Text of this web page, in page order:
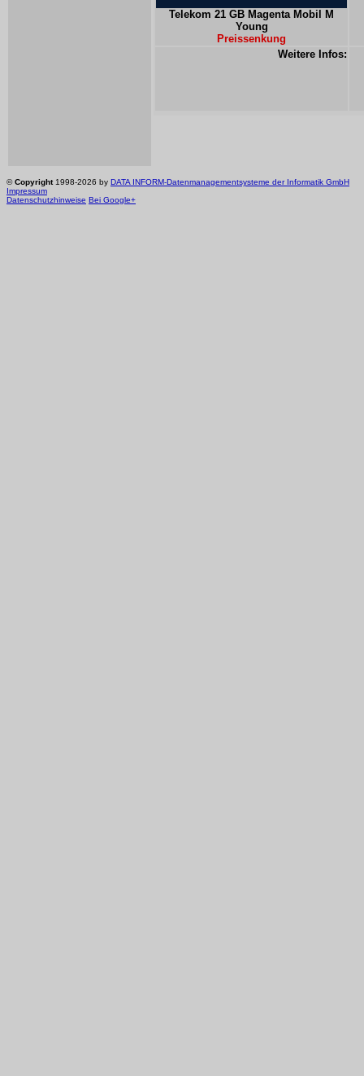
Telekom 21 GB Magenta Mobil M
Young
Preissenkung
Weitere Infos:
©Copyright1998-2026 by DATA INFORM-Datenmanagementsysteme der Informatik GmbH
Impressum
Datenschutzhinweise Bei Google+